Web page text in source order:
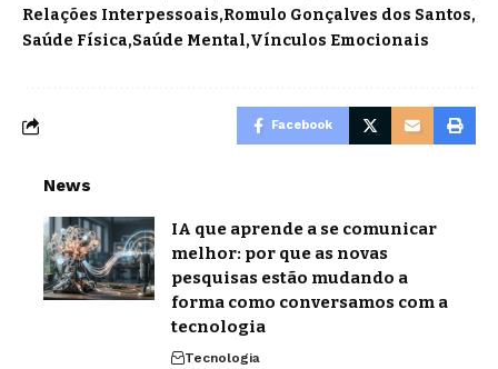
Relações Interpessoais Romulo Gonçalves dos Santos
Saúde Física Saúde Mental Vínculos Emocionais
Facebook
News
IA que aprende a se comunicar
melhor: por que as novas
pesquisas estão mudando a
forma como conversamos com a
tecnologia
Tecnologia